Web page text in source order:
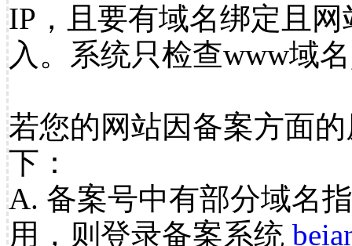
IP，且要有域名绑定且
入。系统只检查www域
若您的网站因备案方面
下：
A. 备案号中有部分域名
用，则登录备案系统